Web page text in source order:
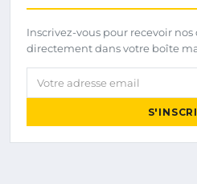
Inscrivez-vous pour recevoir
directement dans votre boîte
Votre adresse email